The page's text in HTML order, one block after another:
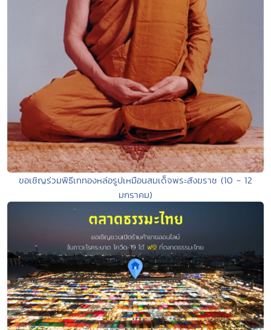
ขอเชิญร่วมพิธีเททองหล่อรูปเหมือนสมเด็จพระสังฆราช (10 - 12
มกราคม)